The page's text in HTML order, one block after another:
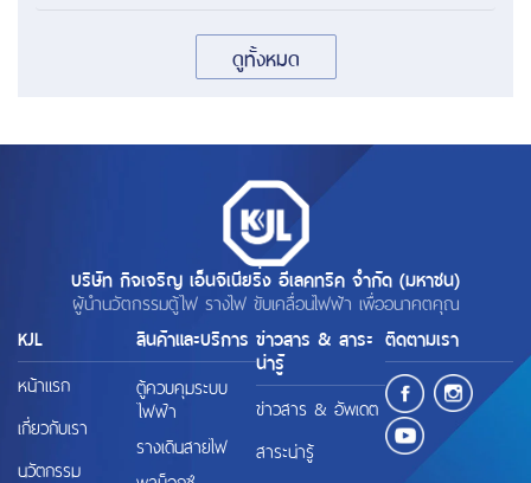
ดูทั้งหมด
บริษัท กิจเจริญ เอ็นจิเนียริ่ง อีเลคทริค จำกัด (มหาชน)
ผู้นำนวัตกรรมตู้ไฟ รางไฟ ขับเคลื่อนไฟฟ้า เพื่ออนาคตคุณ
KJL
หน้าแรก
เกี่ยวกับเรา
นวัตกรรม
สินค้าและบริการ
ตู้ควบคุมระบบ
ไฟฟ้า
รางเดินสายไฟ
ข่าวสาร & สาระ
น่ารู้
ข่าวสาร & อัพเดต
สาระน่ารู้
ติดตามเรา